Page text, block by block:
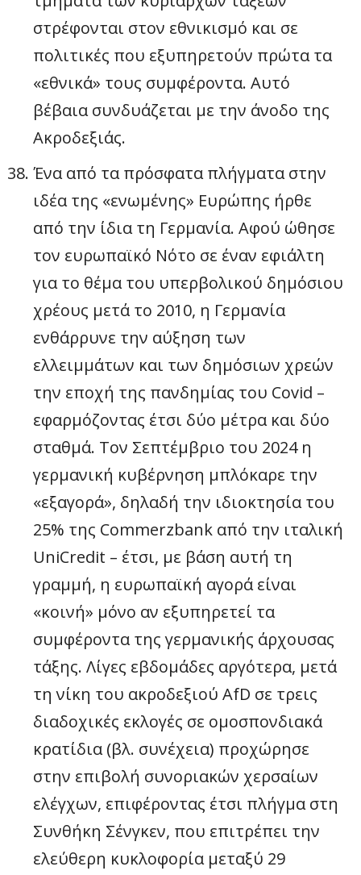
στρέφονται στον εθνικισμό και σε
πολιτικές που εξυπηρετούν πρώτα τα
«εθνικά» τους συμφέροντα. Αυτό
βέβαια συνδυάζεται με την άνοδο της
Ακροδεξιάς.
Ένα από τα πρόσφατα πλήγματα στην
ιδέα της «ενωμένης» Ευρώπης ήρθε
από την ίδια τη Γερμανία. Αφού ώθησε
τον ευρωπαϊκό Νότο σε έναν εφιάλτη
για το θέμα του υπερβολικού δημόσιου
χρέους μετά το 2010, η Γερμανία
ενθάρρυνε την αύξηση των
ελλειμμάτων και των δημόσιων χρεών
την εποχή της πανδημίας του Covid –
εφαρμόζοντας έτσι δύο μέτρα και δύο
σταθμά. Τον Σεπτέμβριο του 2024 η
γερμανική κυβέρνηση μπλόκαρε την
«εξαγορά», δηλαδή την ιδιοκτησία του
25% της Commerzbank από την ιταλική
UniCredit – έτσι, με βάση αυτή τη
γραμμή, η ευρωπαϊκή αγορά είναι
«κοινή» μόνο αν εξυπηρετεί τα
συμφέροντα της γερμανικής άρχουσας
τάξης. Λίγες εβδομάδες αργότερα, μετά
τη νίκη του ακροδεξιού AfD σε τρεις
διαδοχικές εκλογές σε ομοσπονδιακά
κρατίδια (βλ. συνέχεια) προχώρησε
στην επιβολή συνοριακών χερσαίων
ελέγχων, επιφέροντας έτσι πλήγμα στη
Συνθήκη Σένγκεν, που επιτρέπει την
ελεύθερη κυκλοφορία μεταξύ 29